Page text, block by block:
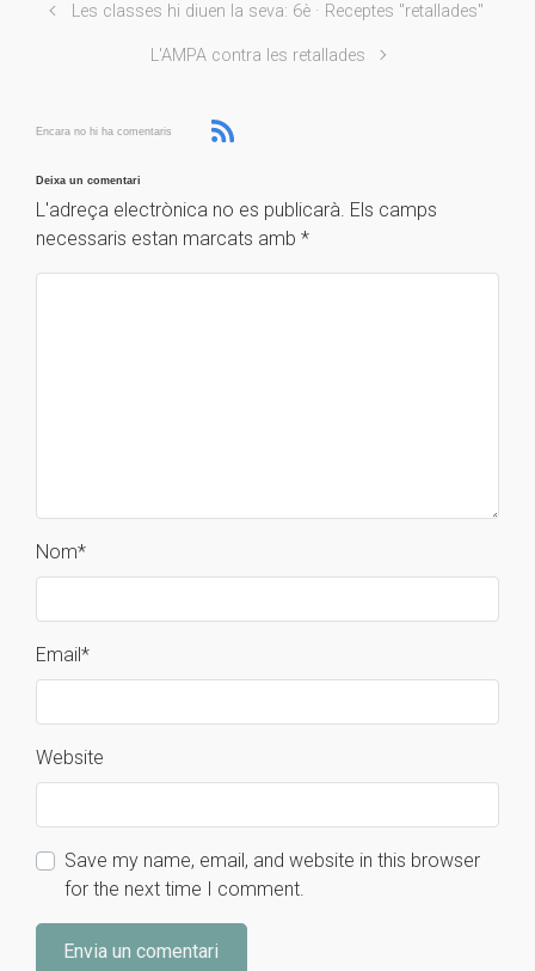
Les classes hi diuen la seva: 6è · Receptes "retallades"
L'AMPA contra les retallades
Encara no hi ha comentaris
Deixa un comentari
L'adreça electrònica no es publicarà. Els camps
necessaris estan marcats amb *
Nom*
Email*
Website
Save my name, email, and website in this browser
for the next time I comment.